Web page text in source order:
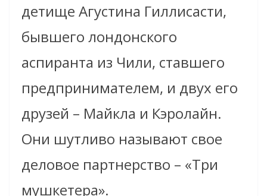
детище Агустина Гиллисасти,
бывшего лондонского
аспиранта из Чили, ставшего
предпринимателем, и двух его
друзей – Майкла и Кэролайн.
Они шутливо называют свое
деловое партнерство – «Три
мушкетера».